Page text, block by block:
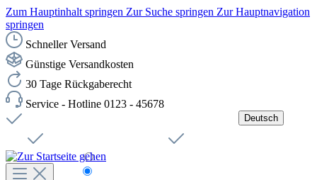
Zum Hauptinhalt springen Zur Suche springen Zur Hauptnavigation
springen
Schneller Versand
Günstige Versandkosten
30 Tage Rückgaberecht
Service - Hotline 0123 - 45678
Deutsch
Čeština